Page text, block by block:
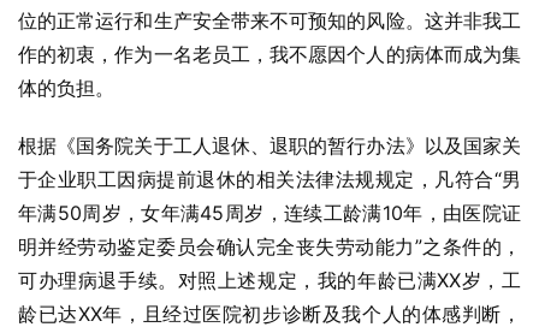
位的正常运行和生产安全带来不可预知的风险。这并非我工
作的初衷，作为一名老员工，我不愿因个人的病体而成为集
体的负担。
根据《国务院关于工人退休、退职的暂行办法》以及国家关
于企业职工因病提前退休的相关法律法规规定，凡符合“男
年满50周岁，女年满45周岁，连续工龄满10年，由医院证
明并经劳动鉴定委员会确认完全丧失劳动能力”之条件的，
可办理病退手续。对照上述规定，我的年龄已满XX岁，工
龄已达XX年，且经过医院初步诊断及我个人的体感判断，